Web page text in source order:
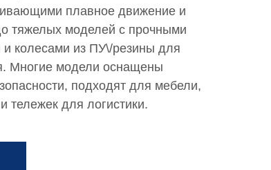
плавное движение и
тяжелых моделей с прочными
колесами из ПУ\/резины для
Многие модели оснащены
подходят для мебели,
тележек для логистики.